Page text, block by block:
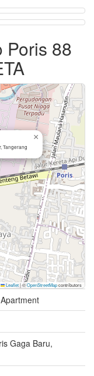
Poris 88
Tangerang
×
Leaflet|©OpenStreetMapcontributors
Gaga Baru,